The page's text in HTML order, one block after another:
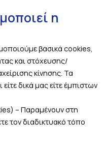
η
βασικά cookies,
και στόχευσης/
κίνησης. Τα
δικά μας είτε έμπιστων
– Παραμένουν στη
τον διαδικτυακό τόπο